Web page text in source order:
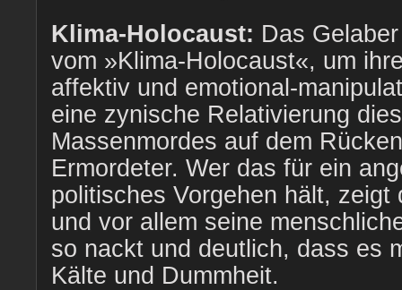
Klima-Holocaust: Das
vom »Klima-Holocaust«, um
affektiv und emotional-
eine zynische Relativierung
Massenmordes auf dem
Ermordeter. Wer das für ein
politisches Vorgehen hält, zeigt
und vor allem seine
so nackt und deutlich, dass es
Kälte und Dummheit.